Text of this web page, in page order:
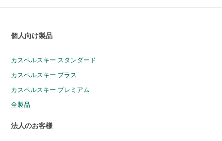
個人向け製品
カスペルスキー スタンダード
カスペルスキー プラス
カスペルスキー プレミアム
全製品
法人のお客様